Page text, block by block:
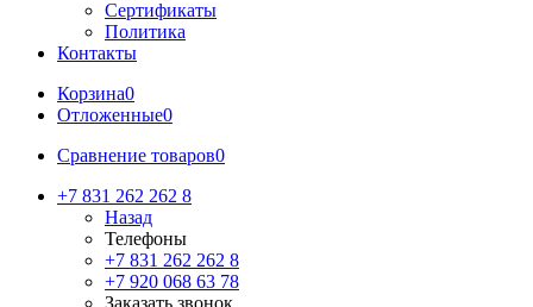
Сертификаты
Политика
Контакты
Корзина0
Отложенные0
Сравнение товаров0
+7 831 262 262 8
Назад
Телефоны
+7 831 262 262 8
+7 920 068 63 78
Заказать звонок